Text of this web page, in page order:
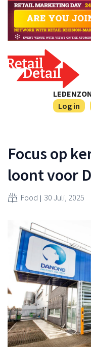
Log in
Focus op
loont voor
Food 30 Juli, 2025